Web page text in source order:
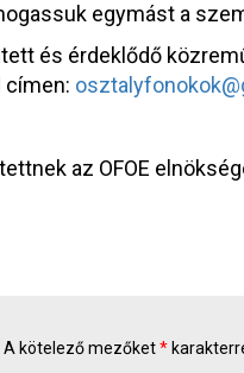
egymást a
és érdeklődő
címen:
az OFOE
A kötelező mezőket*